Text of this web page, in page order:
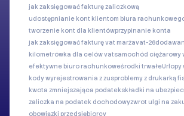
jak zaksięgować fakturę zaliczkową
udostępnianie kont klientom biura
tworzenie kont dla klientówprzypinanie konta
jak zaksięgować fakturę vat marżavat-26
kilometrówka dla celów vatsamochód ciężarowy
efektywne biuro rachunkoweśrodki trwałeUrlopy
kody wyrejestrowania z zusproblemy z drukarką
kwota zmniejszająca podatekskładki na
zaliczka na podatek dochodowyzwrot ulgi na
obowiązki przedsiębiorcy